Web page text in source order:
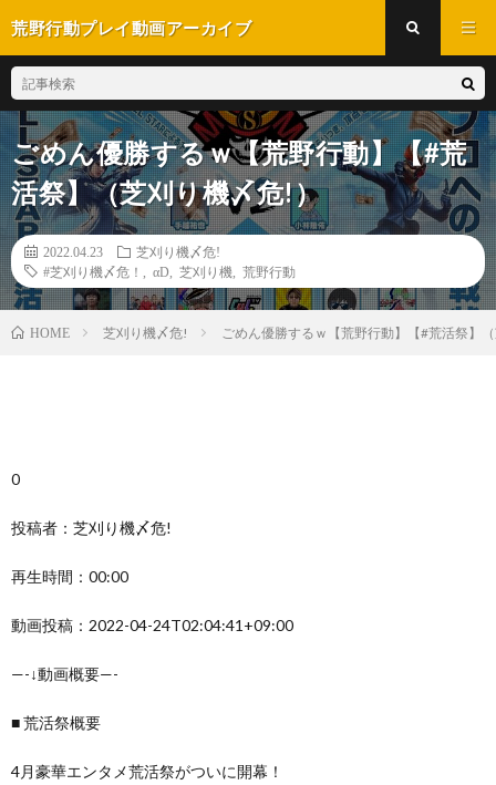
荒野行動プレイ動画アーカイブ
ごめん優勝するｗ【荒野行動】【#荒
活祭】（芝刈り機〆危!）
2022.04.23
芝刈り機〆危!
#芝刈り機〆危！
αD 芝刈り機 荒野行動
HOME 芝刈り機〆危! ごめん優勝するｗ【荒野行動】【#荒活祭】
0
投稿者：芝刈り機〆危!
再生時間：00:00
動画投稿：2022-04-24T02:04:41+09:00
—-↓動画概要—-
■ 荒活祭概要
4月豪華エンタメ荒活祭がついに開幕！